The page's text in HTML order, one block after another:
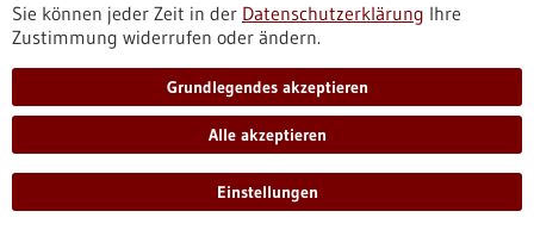
BIOPRO als Anlaufstelle auf der MEDICA
Nach ihrer einjährigen, coronabedingten Pause fand die
Sie können jeder Zeit in der Datenschutzerklärung Ihre
Zustimmung widerrufen oder ändern.
Grundlegendes akzeptieren
Alle akzeptieren
Einstellungen